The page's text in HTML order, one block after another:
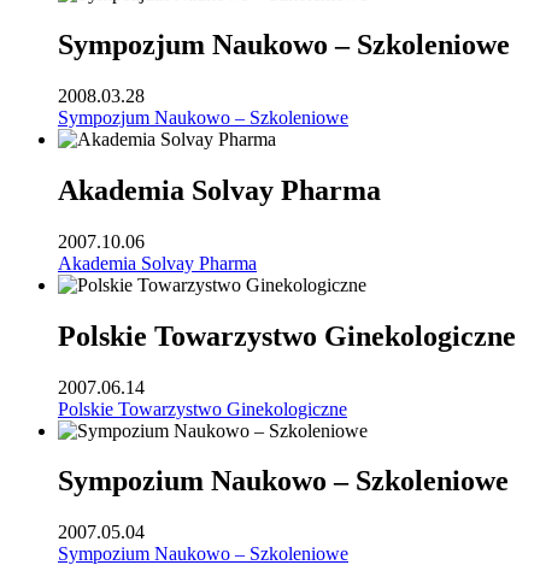
Sympozjum Naukowo – Szkoleniowe
2008.03.28
Sympozjum Naukowo – Szkoleniowe
Akademia Solvay Pharma
2007.10.06
Akademia Solvay Pharma
Polskie Towarzystwo Ginekologiczne
2007.06.14
Polskie Towarzystwo Ginekologiczne
Sympozium Naukowo – Szkoleniowe
2007.05.04
Sympozium Naukowo – Szkoleniowe